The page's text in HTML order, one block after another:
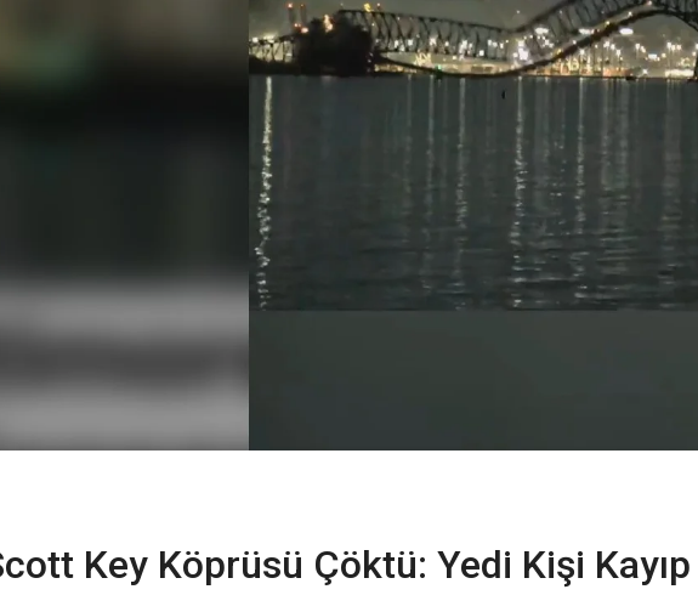
Key Köprüsü Çöktü: Yedi Kişi Kayıp